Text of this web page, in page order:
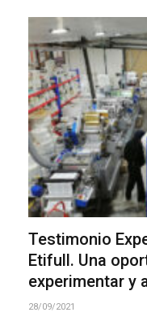
Testimonio
Etifull. Una
experimentar y
28/09/2021